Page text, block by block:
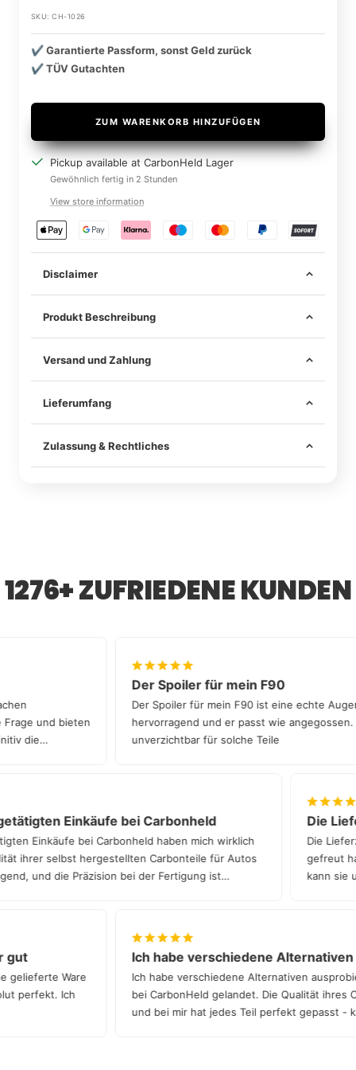
SKU:CH-1026
✔️ Garantierte Passform, sonst Geld zurück
✔️ TÜV Gutachten
ZUM WARENKORB HINZUFÜGEN
Pickup available at CarbonHeld Lager
Gewöhnlich fertig in 2 Stunden
View store information
Disclaimer
Produkt Beschreibung
Versand und Zahlung
Lieferumfang
Zulassung & Rechtliches
1276+ ZUFRIEDENE KUNDEN
Frage und bieten
die
Der Spoiler für mein F90
Der Spoiler für mein F90 ist eine echte
hervorragend und er passt wie
unverzichtbar für solche Teile
Einkäufe bei Carbonheld
Einkäufe bei Carbonheld haben mich wirklich
ihrer selbst hergestellten Carbonteile für Autos
und die Präzision bei der Fertigung ist
Die
Die
gefreut
kann sie
gut
gelieferte Ware
perfekt. Ich
Ich habe verschiedene
Ich habe verschiedene Alternativen
bei CarbonHeld gelandet. Die Qualität
und bei mir hat jedes Teil perfekt gepasst